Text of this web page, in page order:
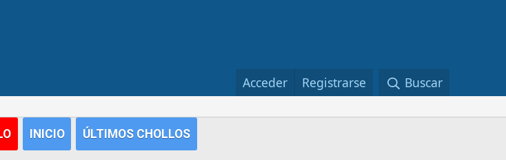
Acceder Registrarse Buscar
INICIO ÚLTIMOS CHOLLOS